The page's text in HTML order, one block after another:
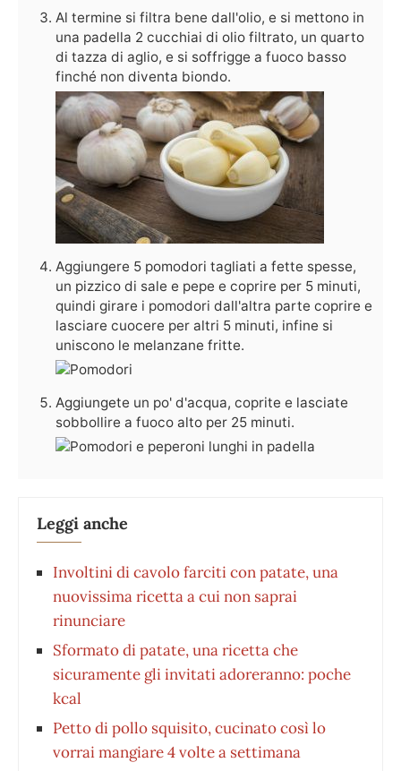
Al termine si filtra bene dall'olio, e si mettono in
una padella 2 cucchiai di olio filtrato, un quarto
di tazza di aglio, e si soffrigge a fuoco basso
finché non diventa biondo.
Aggiungere 5 pomodori tagliati a fette spesse,
un pizzico di sale e pepe e coprire per 5 minuti,
quindi girare i pomodori dall'altra parte coprire e
lasciare cuocere per altri 5 minuti, infine si
uniscono le melanzane fritte.
Aggiungete un po' d'acqua, coprite e lasciate
sobbollire a fuoco alto per 25 minuti.
Leggi anche
Involtini di cavolo farciti con patate, una
nuovissima ricetta a cui non saprai
rinunciare
Sformato di patate, una ricetta che
sicuramente gli invitati adoreranno: poche
kcal
Petto di pollo squisito, cucinato così lo
vorrai mangiare 4 volte a settimana